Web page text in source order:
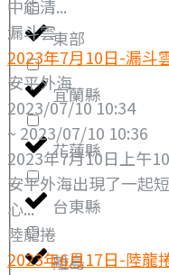
東部
宜蘭縣
花蓮縣
台東縣
離島
中能清...
漏斗雲
2023年7月10日-漏斗
安平外海
2023/07/10 10:34
~ 2023/07/10 10:36
2023年7月10日上午
安平外海出現了一起
心...
陸龍捲
2023年6月17日-陸龍